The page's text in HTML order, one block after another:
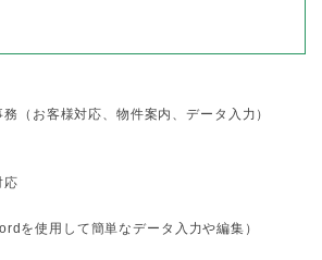
（お客様対応、物件案内、データ入力）
応
を使用して簡単なデータ入力や編集）